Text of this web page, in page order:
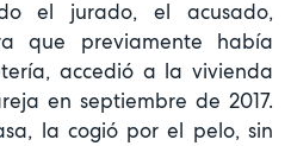
el jurado, el acusado,
que previamente había
accedió a la vivienda
en septiembre de 2017.
la cogió por el pelo, sin